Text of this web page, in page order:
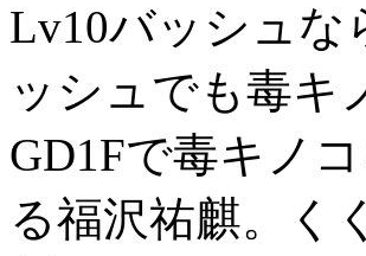
Lv10バッシュな
ッシュでも毒キ
GD1Fで毒キノ
る福沢祐麒。く